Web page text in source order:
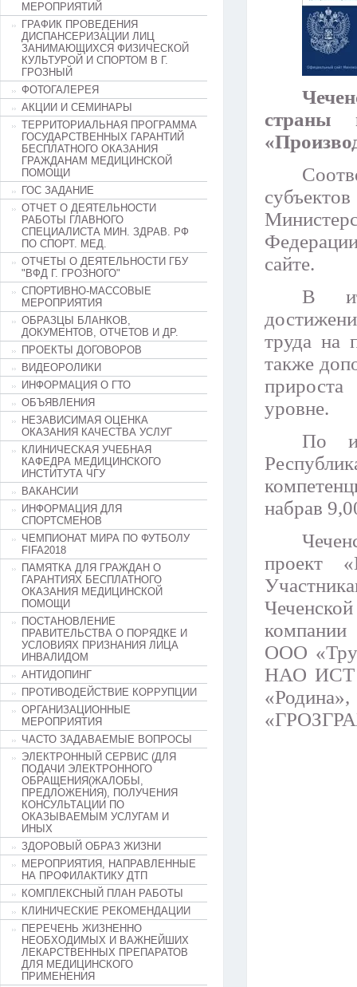
МЕРОПРИЯТИЙ
ГРАФИК ПРОВЕДЕНИЯ
ДИСПАНСЕРИЗАЦИИ ЛИЦ
ЗАНИМАЮЩИХСЯ ФИЗИЧЕСКОЙ
КУЛЬТУРОЙ И СПОРТОМ В Г.
ГРОЗНЫЙ
ФОТОГАЛЕРЕЯ
АКЦИИ И СЕМИНАРЫ
ТЕРРИТОРИАЛЬНАЯ ПРОГРАММА
ГОСУДАРСТВЕННЫХ ГАРАНТИЙ
БЕСПЛАТНОГО ОКАЗАНИЯ
ГРАЖДАНАМ МЕДИЦИНСКОЙ
ПОМОЩИ
ГОС ЗАДАНИЕ
ОТЧЕТ О ДЕЯТЕЛЬНОСТИ
РАБОТЫ ГЛАВНОГО
СПЕЦИАЛИСТА МИН. ЗДРАВ. РФ
ПО СПОРТ. МЕД.
ОТЧЕТЫ О ДЕЯТЕЛЬНОСТИ ГБУ
"ВФД Г. ГРОЗНОГО"
СПОРТИВНО-МАССОВЫЕ
МЕРОПРИЯТИЯ
ОБРАЗЦЫ БЛАНКОВ,
ДОКУМЕНТОВ, ОТЧЕТОВ И ДР.
ПРОЕКТЫ ДОГОВОРОВ
ВИДЕОРОЛИКИ
ИНФОРМАЦИЯ О ГТО
ОБЪЯВЛЕНИЯ
НЕЗАВИСИМАЯ ОЦЕНКА
ОКАЗАНИЯ КАЧЕСТВА УСЛУГ
КЛИНИЧЕСКАЯ УЧЕБНАЯ
КАФЕДРА МЕДИЦИНСКОГО
ИНСТИТУТА ЧГУ
ВАКАНСИИ
ИНФОРМАЦИЯ ДЛЯ
СПОРТСМЕНОВ
ЧЕМПИОНАТ МИРА ПО ФУТБОЛУ
FIFA2018
ПАМЯТКА ДЛЯ ГРАЖДАН О
ГАРАНТИЯХ БЕСПЛАТНОГО
ОКАЗАНИЯ МЕДИЦИНСКОЙ
ПОМОЩИ
ПОСТАНОВЛЕНИЕ
ПРАВИТЕЛЬСТВА О ПОРЯДКЕ И
УСЛОВИЯХ ПРИЗНАНИЯ ЛИЦА
ИНВАЛИДОМ
АНТИДОПИНГ
ПРОТИВОДЕЙСТВИЕ КОРРУПЦИИ
ОРГАНИЗАЦИОННЫЕ
МЕРОПРИЯТИЯ
ЧАСТО ЗАДАВАЕМЫЕ ВОПРОСЫ
ЭЛЕКТРОННЫЙ СЕРВИС (ДЛЯ
ПОДАЧИ ЭЛЕКТРОННОГО
ОБРАЩЕНИЯ(ЖАЛОБЫ,
ПРЕДЛОЖЕНИЯ), ПОЛУЧЕНИЯ
КОНСУЛЬТАЦИИ ПО
ОКАЗЫВАЕМЫМ УСЛУГАМ И
ИНЫХ
ЗДОРОВЫЙ ОБРАЗ ЖИЗНИ
МЕРОПРИЯТИЯ, НАПРАВЛЕННЫЕ
НА ПРОФИЛАКТИКУ ДТП
КОМПЛЕКСНЫЙ ПЛАН РАБОТЫ
КЛИНИЧЕСКИЕ РЕКОМЕНДАЦИИ
ПЕРЕЧЕНЬ ЖИЗНЕННО
НЕОБХОДИМЫХ И ВАЖНЕЙШИХ
ЛЕКАРСТВЕННЫХ ПРЕПАРАТОВ
ДЛЯ МЕДИЦИНСКОГО
ПРИМЕНЕНИЯ
страны
сайте.
В
труда на
также
прироста
уровне.
По
набрав
проект
ООО
НАО ИСТ